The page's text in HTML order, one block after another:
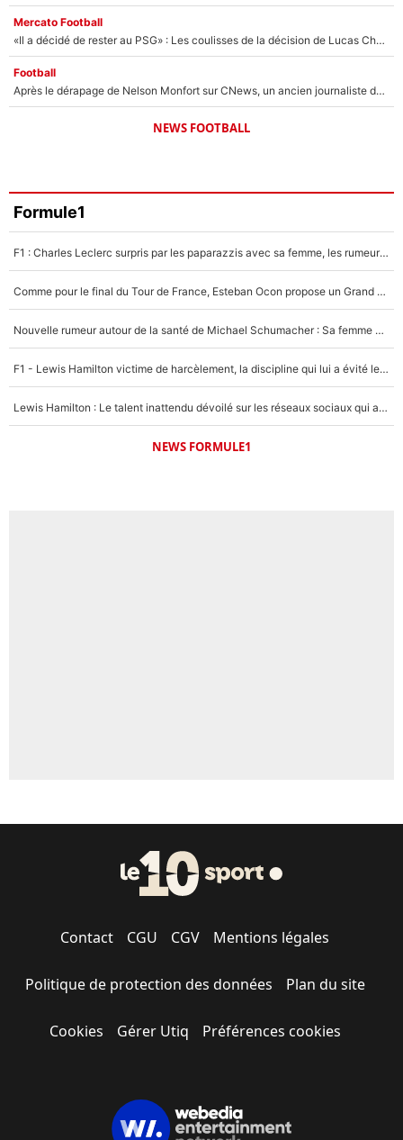
Mercato Football
«Il a décidé de rester au PSG» : Les coulisses de la décision de Lucas Chevalier pour son transfert
Football
Après le dérapage de Nelson Monfort sur CNews, un ancien journaliste de France Télévisions relance la polémique sur les incendies en Gironde
NEWS FOOTBALL
Formule1
F1 : Charles Leclerc surpris par les paparazzis avec sa femme, les rumeurs étaient vraies !
Comme pour le final du Tour de France, Esteban Ocon propose un Grand Prix de Formule 1 à Paris : «Autour de l’Arc de Triomphe, ce serait génial» !
Nouvelle rumeur autour de la santé de Michael Schumacher : Sa femme Corinna sort du silence
F1 - Lewis Hamilton victime de harcèlement, la discipline qui lui a évité le pire : «J'aurais probablement mal tourné»
Lewis Hamilton : Le talent inattendu dévoilé sur les réseaux sociaux qui a impressionné Kim Kardashian pendant leurs vacances en amoureux !
NEWS FORMULE1
Contact CGU CGV Mentions légales
Politique de protection des données Plan du site
Cookies Gérer Utiq Préférences cookies